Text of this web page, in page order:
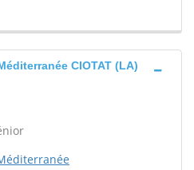
CIOTAT (LA)